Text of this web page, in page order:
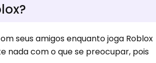
seus amigos enquanto joga Roblox
nada com o que se preocupar, pois